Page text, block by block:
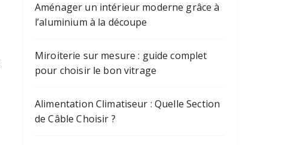
Aménager un intérieur moderne grâce à
l’aluminium à la découpe
Miroiterie sur mesure : guide complet
pour choisir le bon vitrage
Alimentation Climatiseur : Quelle Section
de Câble Choisir ?